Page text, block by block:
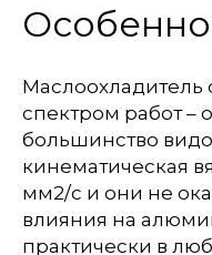
Маслоохладитель
спектром работ –
большинство
кинематическая
мм2/с и они не
влияния на
практически в